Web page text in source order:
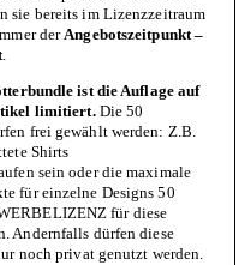
sie bereits im Lizenzzeitraum
derAngebotszeitpunkt –
.
ist die Auflage auf
limitiert.Die 50
frei gewählt werden: Z.B.
Shirts
sein oder die maximale
für einzelne Designs 50
für diese
Andernfalls dürfen diese
noch privat genutzt werden.